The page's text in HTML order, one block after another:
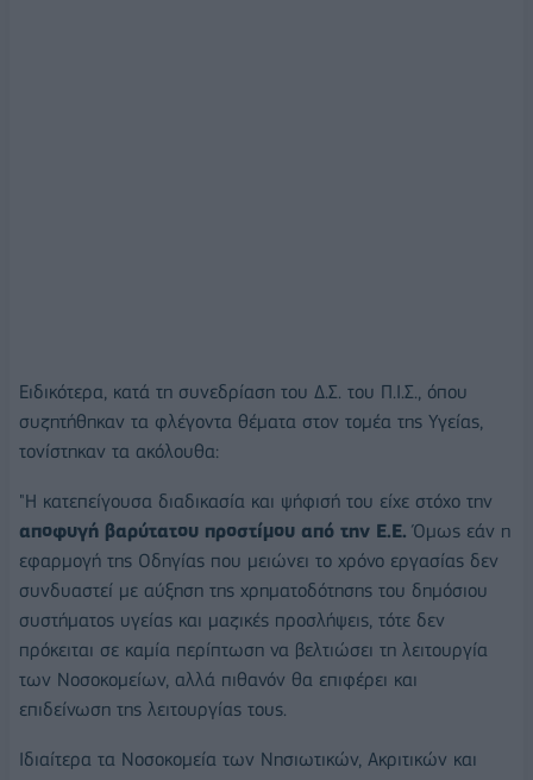
Ειδικότερα, κατά τη συνεδρίαση του Δ.Σ. του Π.Ι.Σ., όπου
συζητήθηκαν τα φλέγοντα θέματα στον τομέα της Υγείας,
τονίστηκαν τα ακόλουθα:
"Η κατεπείγουσα διαδικασία και ψήφισή του είχε στόχο την
αποφυγή βαρύτατου προστίμου από την Ε.Ε. Όμως εάν η
εφαρμογή της Οδηγίας που μειώνει το χρόνο εργασίας δεν
συνδυαστεί με αύξηση της χρηματοδότησης του δημόσιου
συστήματος υγείας και μαζικές προσλήψεις, τότε δεν
πρόκειται σε καμία περίπτωση να βελτιώσει τη λειτουργία
των Νοσοκομείων, αλλά πιθανόν θα επιφέρει και
επιδείνωση της λειτουργίας τους.
Ιδιαίτερα τα Νοσοκομεία των Νησιωτικών, Ακριτικών και